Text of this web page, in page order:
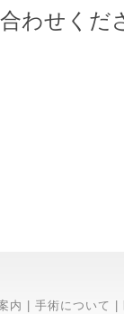
合わせくだ
内 手術について